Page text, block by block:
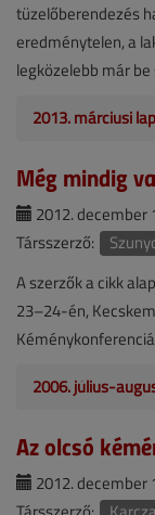
tüzelőberendezés
eredménytelen, a
legközelebb már
2013. márciusi
Még mindig
2012. december
Társszerző:
A szerzők a cikk
23–24-én,
2006. július-
Az olcsó
2012. december